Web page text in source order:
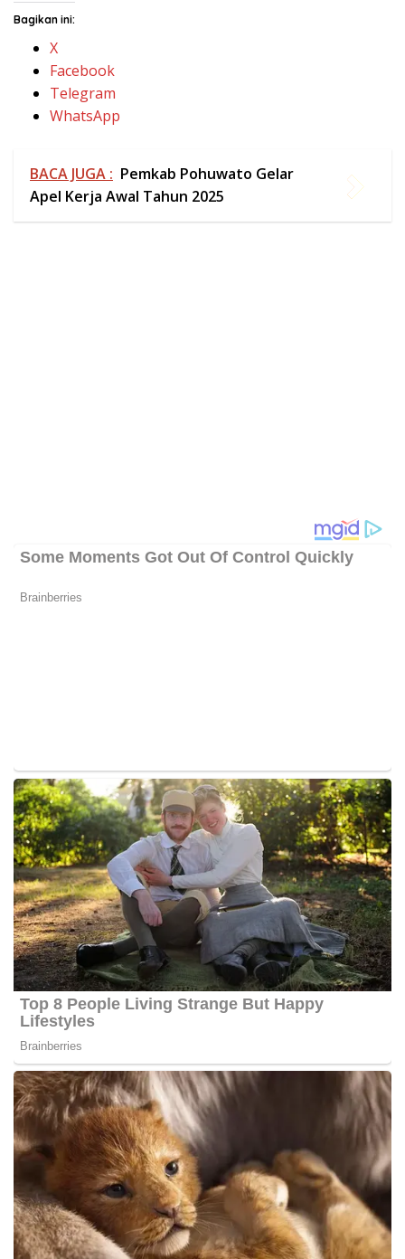
BACA JUGA :
Apel Kerja Awal Tahun 2025